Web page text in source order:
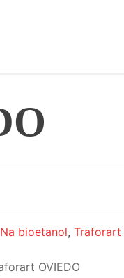
Na bioetanol, Traforart
OVIEDO